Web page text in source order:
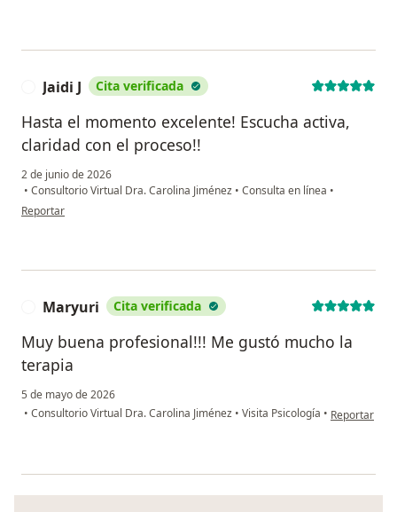
Jaidi J Cita verificada
Hasta el momento excelente! Escucha activa,
claridad con el proceso!!
2 de junio de 2026
• Consultorio Virtual Dra. Carolina Jiménez • Consulta en línea •
en opinión del usuario Jaidi J
Reportar
Maryuri Cita verificada
Muy buena profesional!!! Me gustó mucho la
terapia
5 de mayo de 2026
• Consultorio Virtual Dra. Carolina Jiménez • Visita Psicología • en opinión
Reportar